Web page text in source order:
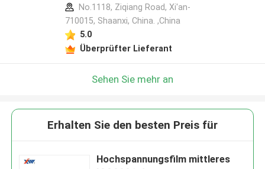
No.1118, Ziqiang Road, Xi'an-
710015, Shaanxi, China. ,China
5.0
Überprüfter Lieferant
Sehen Sie mehr an
Erhalten Sie den besten Preis für
Hochspannungsfilm mittleres